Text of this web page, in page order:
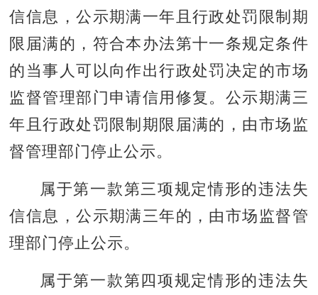
信信息，公示期满一年且行政处罚限制期
限届满的，符合本办法第十一条规定条件
的当事人可以向作出行政处罚决定的市场
监督管理部门申请信用修复。公示期满三
年且行政处罚限制期限届满的，由市场监
督管理部门停止公示。
属于第一款第三项规定情形的违法失
信信息，公示期满三年的，由市场监督管
理部门停止公示。
属于第一款第四项规定情形的违法失